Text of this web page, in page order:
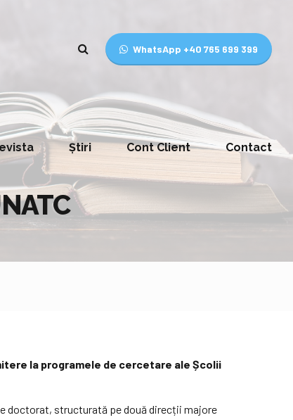
WhatsApp +40 765 699 399
Știri Cont Client Contact
la programele de cercetare ale Școlii
doctorat, structurată pe două direcții majore